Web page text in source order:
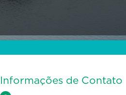
Informações de Contato